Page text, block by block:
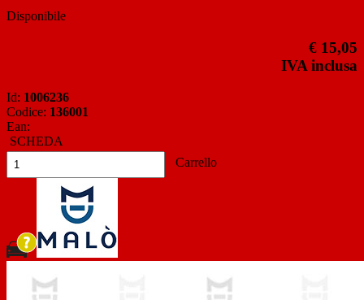
Disponibile
€ 15,05
IVA inclusa
Id: 1006236
Codice: 136001
Ean:
SCHEDA
Carrello